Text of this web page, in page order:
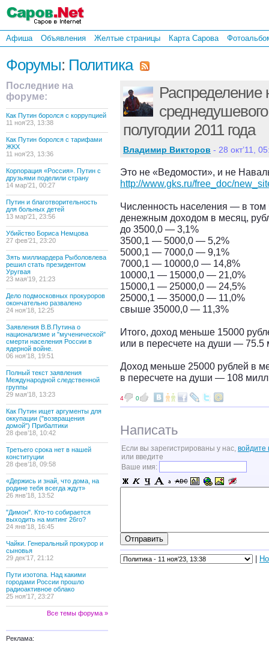
Афиша Объявления Желтые страницы Карта Сарова
Форумы: Политика
Последние на
форуме:
Как Путин боролся с коррупцией
11 ноя’23, 13:38
Как Путин боролся с тарифами
ЖКХ
11 ноя’23, 13:36
Корпорация «Россия». Путин с
друзьями поделили страну
14 мар’21, 00:27
Путин и благотворительность
для больных детей
13 мар’21, 23:56
Убийство Бориса Немцова
27 фев’21, 23:20
Зять миллиардера Рыболовлева
решил стать президентом
Уругвая
23 мая’19, 21:23
Дело подмосковных прокуроров
окончательно развалено
24 ноя’18, 12:25
Заявления В.В.Путина о
национализме и "мученической"
смерти населения России в
ядерной войне.
06 ноя’18, 19:51
Полный текст заявления
Международной следственной
группы
29 мая’18, 13:23
Как Путин ищет аргументы для
оккупации ("возвращения
домой") Прибалтики
28 фев’18, 10:42
Третьего срока нет в нашей
конституции
28 фев’18, 09:58
«Держись и знай, что дома, на
родине тебя всегда ждут»
26 янв’18, 13:52
"Димон". Кто-то собирается
выходить на митинг 26го?
24 янв’18, 16:45
Чайки. Генеральный прокурор и
сыновья
29 дек’17, 21:12
Пути изотопа. Над какими
городами России прошло
радиоактивное облако
25 ноя’17, 23:27
Все темы форума »
Реклама:
Распределение
полугодии 2011 года
Владимир Викторов - 28 окт’11,
Это не «Ведомости», и не
http://www.gks.ru/free_doc/
Численность населения — в
денежным доходом в месяц,
до 3500,0 — 3,1%
3500,1 — 5000,0 — 5,2%
5000,1 — 7000,0 — 9,1%
7000,1 — 10000,0 — 14,8%
10000,1 — 15000,0 — 21,0%
15000,1 — 25000,0 — 24,5%
25000,1 — 35000,0 — 11,0%
свыше 35000,0 — 11,3%
Итого, доход меньше 15000
или в пересчете на души — 75.5
Доход меньше 25000 рублей в
в пересчете на души — 108
4 0
Написать
Если вы зарегистрированы у нас, войдите
или введите
Ваше имя: